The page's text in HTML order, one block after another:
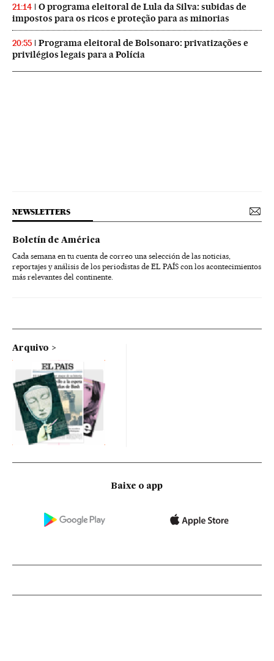
21:14
O programa eleitoral de Lula da Silva: subidas de
impostos para os ricos e proteção para as minorias
20:55
Programa eleitoral de Bolsonaro: privatizações e
privilégios legais para a Polícia
NEWSLETTERS
Boletín de América
Cada semana en tu cuenta de correo una selección de las noticias,
reportajes y análisis de los periodistas de EL PAÍS con los acontecimientos
más relevantes del continente.
Arquivo
Baixe o app